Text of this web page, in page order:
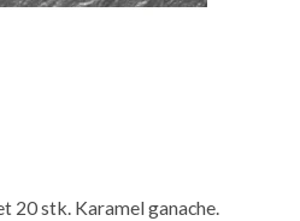
20 stk. Karamel ganache.